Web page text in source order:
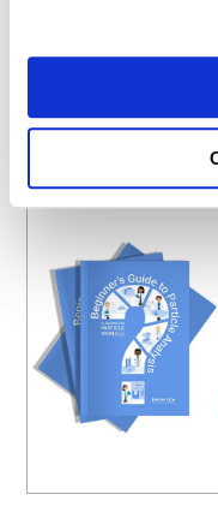
utilizar eficazmente
es un
que desee profundizar
conceptos básicos